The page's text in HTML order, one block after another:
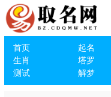
首页 起名
生肖
塔罗
测试
解梦